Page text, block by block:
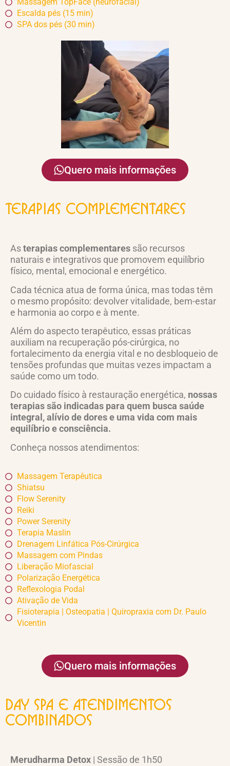
Massagem TopFace (neurofacial)
Escalda pés (15 min)
SPA dos pés (30 min)
Quero mais informações
Terapias Complementares
Asterapias complementares são recursos
naturais e integrativos que promovem equilíbrio
físico, mental, emocional e energético.
Cada técnica atua de forma única, mas todas têm
o mesmo propósito: devolver vitalidade, bem-estar
e harmonia ao corpo e à mente.
Além do aspecto terapêutico, essas práticas
auxiliam na recuperação pós-cirúrgica, no
fortalecimento da energia vital e no desbloqueio de
tensões profundas que muitas vezes impactam a
saúde como um todo.
Do cuidado físico à restauração energética, nossas
terapias são indicadas para quem busca saúde
integral, alívio de dores e uma vida com mais
equilíbrio e consciência.
Conheça nossos atendimentos:
Massagem Terapêutica
Shiatsu
Flow Serenity
Reiki
Power Serenity
Terapia Maslin
Drenagem Linfática Pós-Cirúrgica
Massagem com Pindas
Liberação Miofascial
Polarização Energética
Reflexologia Podal
Ativação de Vida
Fisioterapia | Osteopatia | Quiropraxia com Dr. Paulo
Vicentin
Quero mais informações
Day SPA e atendimentos
combinados
Merudharma Detox | Sessão de 1h50